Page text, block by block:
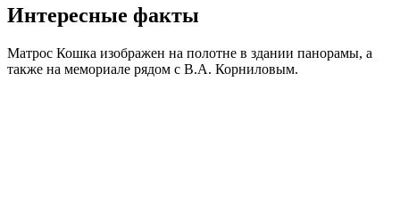
Интересные факты
Матрос Кошка изображен на полотне в здании панорамы, а
также на мемориале рядом с В.А. Корниловым.